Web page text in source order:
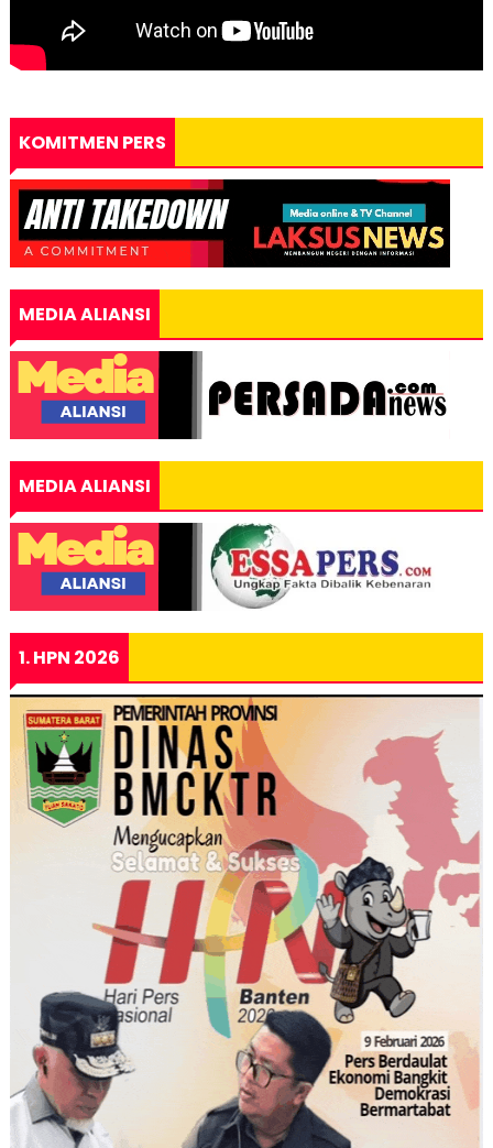
KOMITMEN PERS
MEDIA ALIANSI
MEDIA ALIANSI
1. HPN 2026